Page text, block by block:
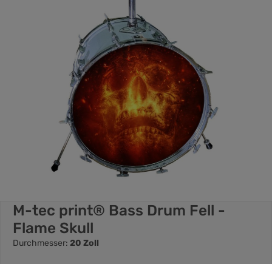
M-tec print® Bass Drum Fell -
Flame Skull
Durchmesser: 20 Zoll